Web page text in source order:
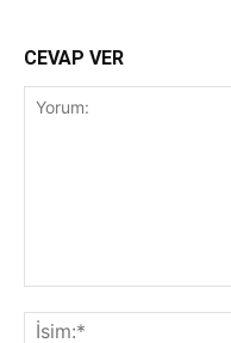
CEVAP VER